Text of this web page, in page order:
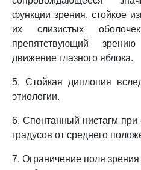
функции зрения, стойкое
их слизистых
препятствующий
движение глазного яблока.
5. Стойкая диплопия
этиологии.
6. Спонтанный нистагм при
градусов от среднего
7. Ограничение поля